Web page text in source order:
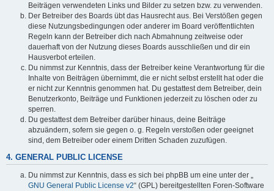
Beiträgen verwendeten Links und Bilder zu setzen bzw. zu verwenden.
Der Betreiber des Boards übt das Hausrecht aus. Bei Verstößen gegen
diese Nutzungsbedingungen oder anderer im Board veröffentlichten
Regeln kann der Betreiber dich nach Abmahnung zeitweise oder
dauerhaft von der Nutzung dieses Boards ausschließen und dir ein
Hausverbot erteilen.
Du nimmst zur Kenntnis, dass der Betreiber keine Verantwortung für die
Inhalte von Beiträgen übernimmt, die er nicht selbst erstellt hat oder die
er nicht zur Kenntnis genommen hat. Du gestattest dem Betreiber, dein
Benutzerkonto, Beiträge und Funktionen jederzeit zu löschen oder zu
sperren.
Du gestattest dem Betreiber darüber hinaus, deine Beiträge
abzuändern, sofern sie gegen o. g. Regeln verstoßen oder geeignet
sind, dem Betreiber oder einem Dritten Schaden zuzufügen.
4. GENERAL PUBLIC LICENSE
Du nimmst zur Kenntnis, dass es sich bei phpBB um eine unter der „
GNU General Public License v2“ (GPL) bereitgestellten Foren-Software